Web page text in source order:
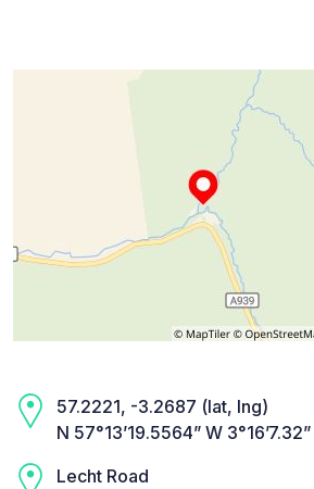
57.2221, -3.2687 (lat, lng)
N 57°13’19.5564” W 3°16’7.32”
Lecht Road